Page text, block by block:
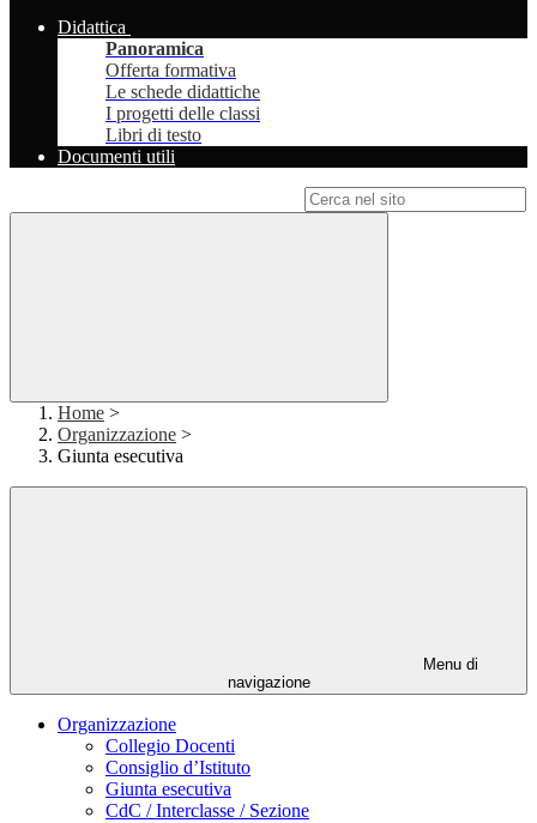
Didattica
Panoramica
Offerta formativa
Le schede didattiche
I progetti delle classi
Libri di testo
Documenti utili
Home >
Organizzazione >
Giunta esecutiva
Menu di
navigazione
Organizzazione
Collegio Docenti
Consiglio d’Istituto
Giunta esecutiva
CdC / Interclasse / Sezione